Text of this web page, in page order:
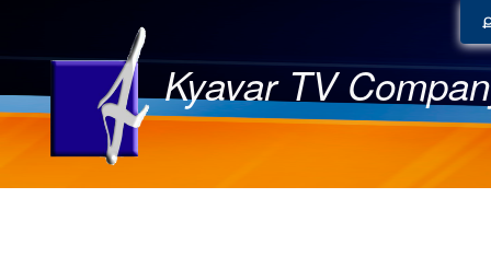
Kyavar TV